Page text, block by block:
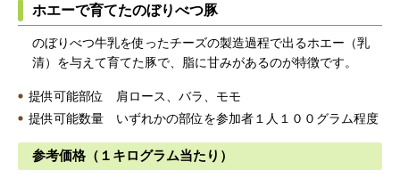
ホエーで育てたのぼりべつ豚
のぼりべつ牛乳を使ったチーズの製造過程で出るホエー（乳
清）を与えて育てた豚で、脂に甘みがあるのが特徴です。
提供可能部位 肩ロース、バラ、モモ
提供可能数量 いずれかの部位を参加者１人１００グラム程度
参考価格（１キログラム当たり）